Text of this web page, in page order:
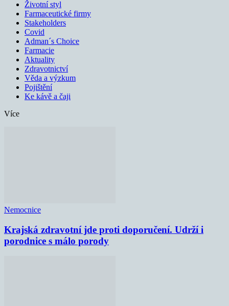
Životní styl
Farmaceutické firmy
Stakeholders
Covid
Adman´s Choice
Farmacie
Aktuality
Zdravotnictví
Věda a výzkum
Pojištění
Ke kávě a čaji
Více
Nemocnice
Krajská zdravotní jde proti doporučení. Udrží i
porodnice s málo porody